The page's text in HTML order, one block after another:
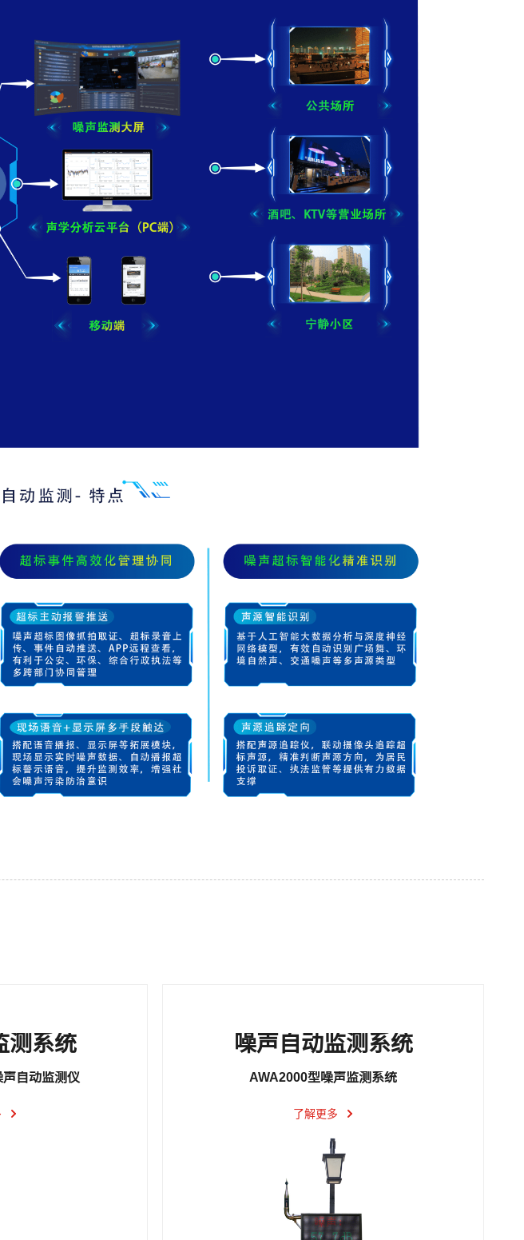
测系统
自动监测仪
噪声自动监测系统
AWA2000型噪声监测系统
了解更多